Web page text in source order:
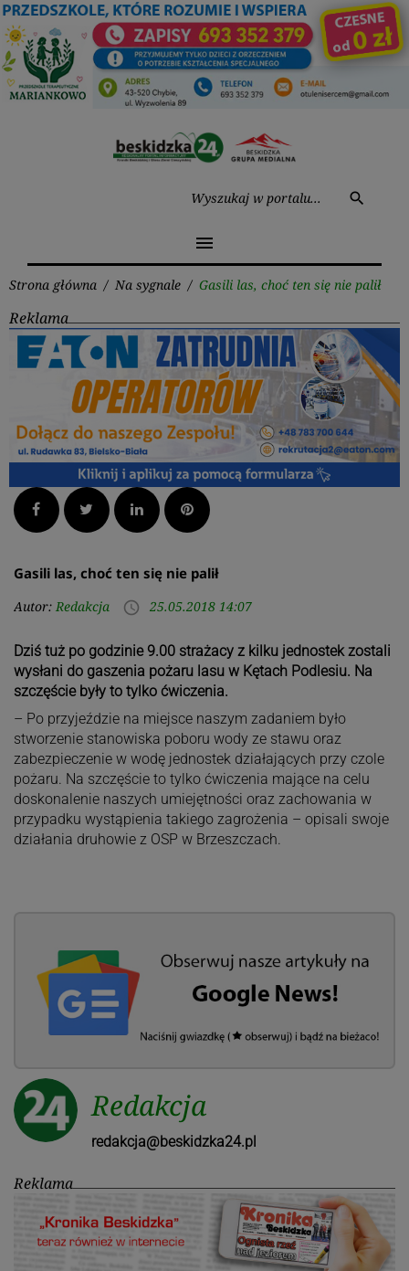
Przejdź
do
treści
search
menu
Strona główna / Na sygnale / Gasili las, choć ten się nie palił
Reklama
Facebook Twitter LinkedInPinterest
Gasili las, choć ten się nie palił
Autor: Redakcja access_time 25.05.2018 14:07
Dziś tuż po godzinie 9.00 strażacy z kilku jednostek zostali
wysłani do gaszenia pożaru lasu w Kętach Podlesiu. Na
szczęście były to tylko ćwiczenia.
– Po przyjeździe na miejsce naszym zadaniem było
stworzenie stanowiska poboru wody ze stawu oraz
zabezpieczenie w wodę jednostek działających przy czole
pożaru. Na szczęście to tylko ćwiczenia mające na celu
doskonalenie naszych umiejętności oraz zachowania w
przypadku wystąpienia takiego zagrożenia – opisali swoje
działania druhowie z OSP w Brzeszczach.
Redakcja
redakcja@beskidzka24.pl
Reklama